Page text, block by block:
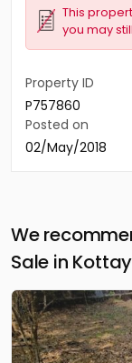
This
you may
Property ID
P757860
Posted on
02/May/2018
We
Sale in